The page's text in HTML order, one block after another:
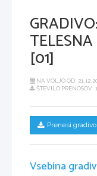
GRADIVO:
[01]
NA VOLJO OD:
ŠTEVILO PRENOSOV:
Prenesi gradivo
Vsebina